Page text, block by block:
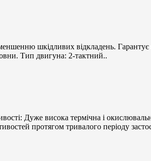
шкідливих відкладень. Гарантує
Тип двигуна: 2-тактний..
Дуже висока термічна і
протягом тривалого періоду